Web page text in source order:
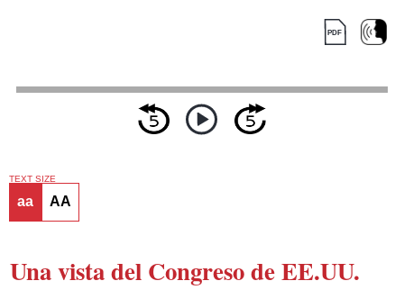
TEXT SIZE
aa AA
Una vista del Congreso de EE.UU.